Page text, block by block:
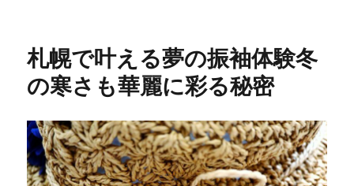
札幌で叶える夢の振袖体験冬
の寒さも華麗に彩る秘密